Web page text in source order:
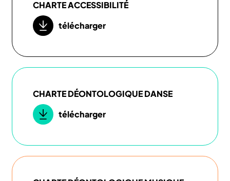
CHARTE ACCESSIBILITÉ
télécharger
CHARTE DÉONTOLOGIQUE DANSE
télécharger